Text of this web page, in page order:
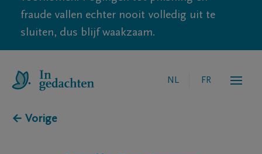
fraude vallen echter nooit volledig uit te
sluiten, dus blijf waakzaam.
NL FR
← Vorige